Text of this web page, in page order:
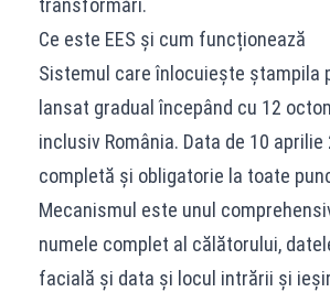
Ce este EES și cum funcționează
Sistemul care înlocuiește ștampila
lansat gradual începând cu 12
inclusiv România. Data de 10
completă și obligatorie la toate
Mecanismul este unul
numele complet al călătorului,
facială și data și locul intrării și